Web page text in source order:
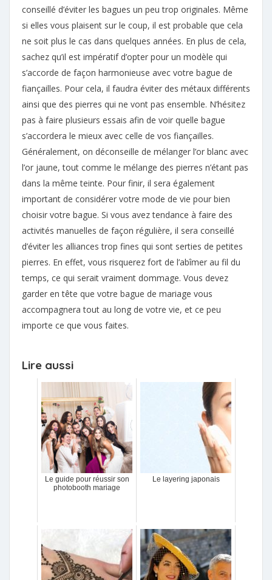
conseillé d’éviter les bagues un peu trop originales. Même
si elles vous plaisent sur le coup, il est probable que cela
ne soit plus le cas dans quelques années. En plus de cela,
sachez qu’il est impératif d’opter pour un modèle qui
s’accorde de façon harmonieuse avec votre bague de
fiançailles. Pour cela, il faudra éviter des métaux différents
ainsi que des pierres qui ne vont pas ensemble. N’hésitez
pas à faire plusieurs essais afin de voir quelle bague
s’accordera le mieux avec celle de vos fiançailles.
Généralement, on déconseille de mélanger l’or blanc avec
l’or jaune, tout comme le mélange des pierres n’étant pas
dans la même teinte. Pour finir, il sera également
important de considérer votre mode de vie pour bien
choisir votre bague. Si vous avez tendance à faire des
activités manuelles de façon régulière, il sera conseillé
d’éviter les alliances trop fines qui sont serties de petites
pierres. En effet, vous risquerez fort de l’abîmer au fil du
temps, ce qui serait vraiment dommage. Vous devez
garder en tête que votre bague de mariage vous
accompagnera tout au long de votre vie, et ce peu
importe ce que vous faites.
Lire aussi
Le guide pour réussir son
photobooth mariage
Le layering japonais